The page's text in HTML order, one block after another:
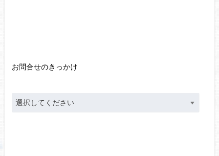
お問合せのきっかけ